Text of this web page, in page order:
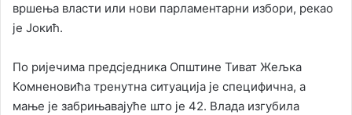
вршења власти или нови парламентарни избори, рекао
је Јокић.
По ријечима предсједника Општине Тиват Жељка
Комненовића тренутна ситуација је специфична, а
мање је забрињавајуће што је 42. Влада изгубила